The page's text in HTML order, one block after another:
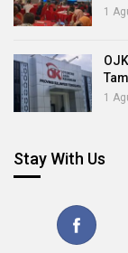
1
1
Stay With Us